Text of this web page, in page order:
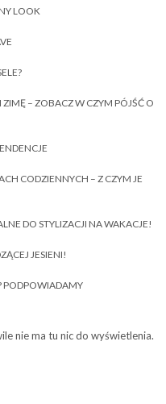
LOOK
– ZOBACZ W CZYM PÓJŚĆ O
CODZIENNYCH – Z CZYM JE
DO STYLIZACJI NA WAKACJE!
JESIENI!
PODPOWIADAMY
nie ma tu nic do wyświetlenia.